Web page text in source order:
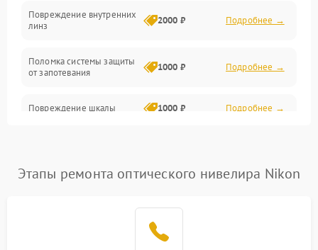
Повреждение внутренних
линз
2000 ₽ Подробнее →
Поломка системы защиты
от запотевания
1000 ₽ Подробнее →
Повреждение шкалы 1000 ₽ Подробнее →
Запотевание линз 3000 ₽ Подробнее →
Этапы ремонта оптического нивелира Nikon